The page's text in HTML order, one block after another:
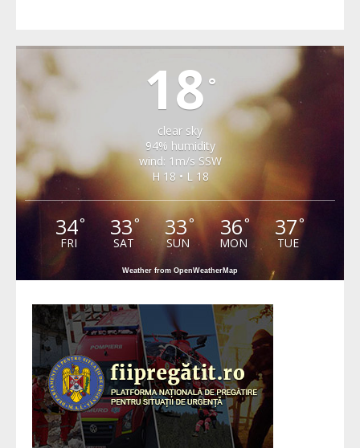
18 °
clear sky
94% humidity
wind: 1m/s SSW
H 18 • L 18
34°
FRI
33°
SAT
33°
SUN
36°
MON
37°
TUE
Weather from OpenWeatherMap